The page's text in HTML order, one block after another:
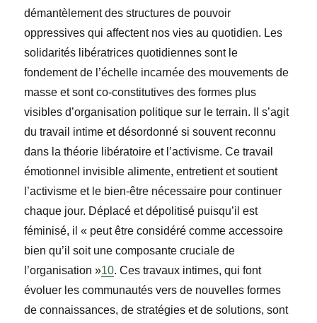
démantèlement des structures de pouvoir
oppressives qui affectent nos vies au quotidien. Les
solidarités libératrices quotidiennes sont le
fondement de l’échelle incarnée des mouvements de
masse et sont co-constitutives des formes plus
visibles d’organisation politique sur le terrain. Il s’agit
du travail intime et désordonné si souvent reconnu
dans la théorie libératoire et l’activisme. Ce travail
émotionnel invisible alimente, entretient et soutient
l’activisme et le bien-être nécessaire pour continuer
chaque jour. Déplacé et dépolitisé puisqu’il est
féminisé, il « peut être considéré comme accessoire
bien qu’il soit une composante cruciale de
l’organisation »10. Ces travaux intimes, qui font
évoluer les communautés vers de nouvelles formes
de connaissances, de stratégies et de solutions, sont